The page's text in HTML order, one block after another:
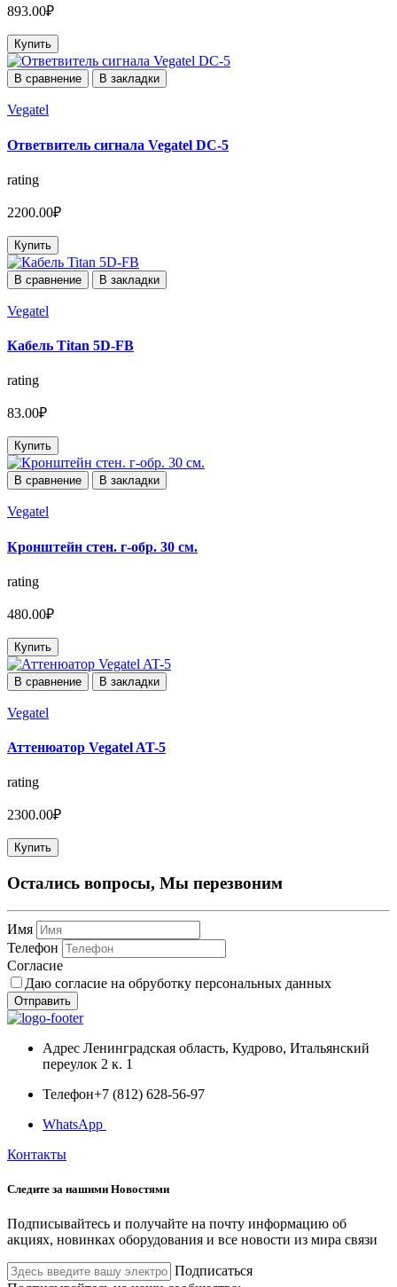
893.00₽
Купить
В сравнение В закладки
Vegatel
Ответвитель сигнала Vegatel DC-5
rating
2200.00₽
Купить
В сравнение В закладки
Vegatel
Кабель Titan 5D-FB
rating
83.00₽
Купить
В сравнение В закладки
Vegatel
Кронштейн стен. г-обр. 30 см.
rating
480.00₽
Купить
В сравнение В закладки
Vegatel
Аттенюатор Vegatel AT-5
rating
2300.00₽
Купить
Остались вопросы, Мы перезвоним
Имя
Телефон
Согласие
Даю согласие на обруботку персональных данных
Отправить
Адрес Ленинградская область, Кудрово, Итальянский
переулок 2 к. 1
Телефон+7 (812) 628-56-97
WhatsApp
Контакты
Следите за нашими Новостями
Подписывайтесь и получайте на почту информацию об
акциях, новинках оборудования и все новости из мира связи
Подписаться